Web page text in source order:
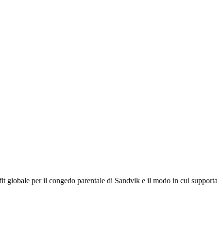
globale per il congedo parentale di Sandvik e il modo in cui supporta